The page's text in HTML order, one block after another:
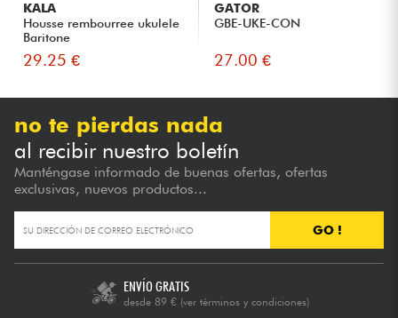
KALA
Housse rembourree ukulele
Baritone
29.25 €
GATOR
GBE-UKE-CON
27.00 €
no te pierdas nada
al recibir nuestro boletín
Manténgase informado de buenas ofertas, ofertas
exclusivas, nuevos productos...
GO !
ENVÍO GRATIS
desde 89 € (ver términos y condiciones)